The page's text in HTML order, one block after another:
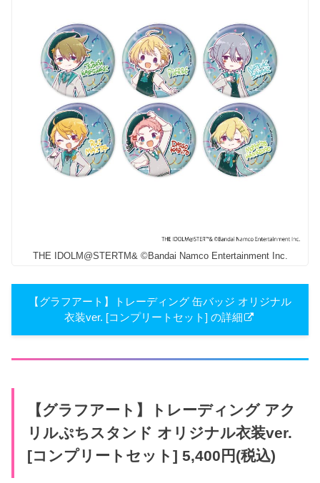
THE IDOLM@STERTM& ©Bandai Namco Entertainment Inc.
【グラフアート】トレーディング 缶バッジ オリジナル
衣装ver. [コンプリートセット] の詳細
【グラフアート】トレーディング アク
リルぷちスタンド オリジナル衣装ver.
[コンプリートセット] 5,400円(税込)